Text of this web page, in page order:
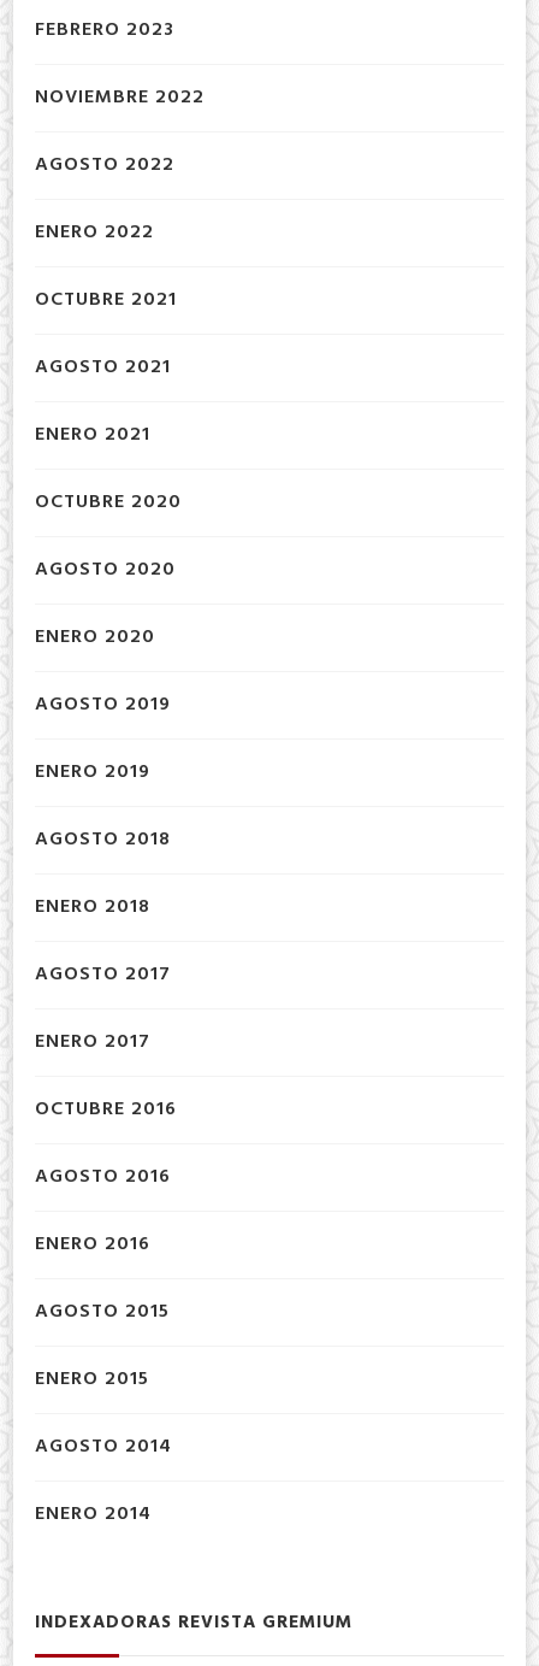
FEBRERO 2023
NOVIEMBRE 2022
AGOSTO 2022
ENERO 2022
OCTUBRE 2021
AGOSTO 2021
ENERO 2021
OCTUBRE 2020
AGOSTO 2020
ENERO 2020
AGOSTO 2019
ENERO 2019
AGOSTO 2018
ENERO 2018
AGOSTO 2017
ENERO 2017
OCTUBRE 2016
AGOSTO 2016
ENERO 2016
AGOSTO 2015
ENERO 2015
AGOSTO 2014
ENERO 2014
INDEXADORAS REVISTA GREMIUM